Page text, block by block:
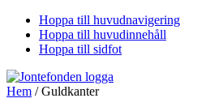
Hoppa till huvudnavigering
Hoppa till huvudinnehåll
Hoppa till sidfot
Hem / Guldkanter